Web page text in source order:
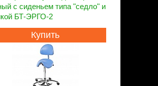
с сиденьем типа "седло" и
БТ-ЭРГО-2
Купить